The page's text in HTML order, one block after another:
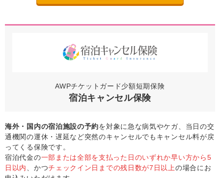
AWPチケットガード少額短期保険
宿泊キャンセル保険
海外・国内の宿泊施設の予約を対象に急な病気やケガ、当日の交
通機関の運休・遅延など突然のキャンセルでもキャンセル料が戻
ってくる保険です。
宿泊代金の一部または全部を支払った日のいずれか早い方から5
日以内
、かつチェックイン日までの残日数が7日以上の場合にお